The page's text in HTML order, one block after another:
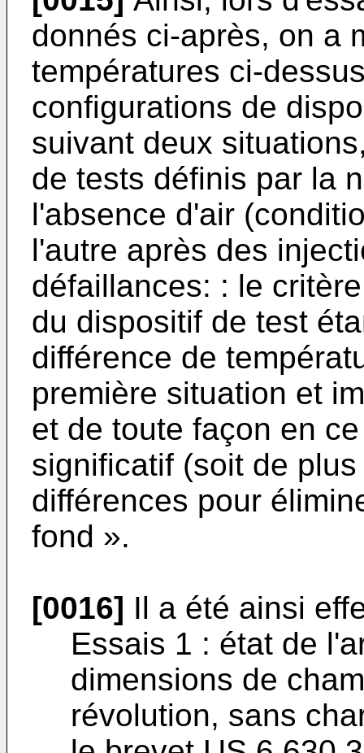
donnés ci-après, on a
températures ci-
configurations de
suivant deux
de tests définis par la
l'absence d'air
l'autre après des
défaillances: : le
du dispositif de test
différence de
première situation et
et de toute façon en
significatif (soit de
différences pour
fond ».
[0016] Il a été ainsi
Essais 1 : état de
dimensions de
révolution, sans